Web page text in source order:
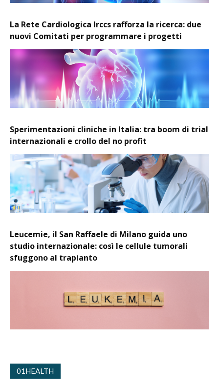
La Rete Cardiologica Irccs rafforza la ricerca: due
nuovi Comitati per programmare i progetti
Sperimentazioni cliniche in Italia: tra boom di trial
internazionali e crollo del no profit
Leucemie, il San Raffaele di Milano guida uno
studio internazionale: così le cellule tumorali
sfuggono al trapianto
01HEALTH